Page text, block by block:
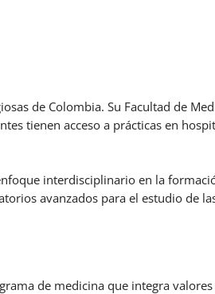
de Colombia. Su Facultad de
tienen acceso a prácticas en
interdisciplinario en la
avanzados para el estudio de
de medicina que integra